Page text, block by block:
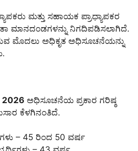
ಮತ್ತು ಸಹಾಯಕ ಪ್ರಾಧ್ಯಾಪಕರ
ಮಾನದಂಡಗಳನ್ನು ನಿಗದಿಪಡಿಸಲಾಗಿದೆ.
ಮೊದಲು ಅಧಿಕೃತ ಅಧಿಸೂಚನೆಯನ್ನು
2026 ಅಧಿಸೂಚನೆಯ ಪ್ರಕಾರ ಗರಿಷ್ಠ
ಕೆಳಗಿನಂತಿದೆ.
– 45 ರಿಂದ 50 ವರ್ಷ